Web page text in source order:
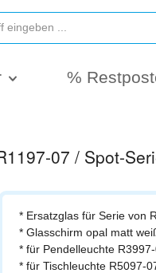
%
07 / Spot-
* Ersatzglas für Serie von
* Glasschirm opal matt
* für Pendelleuchte
* für Tischleuchte R5097-